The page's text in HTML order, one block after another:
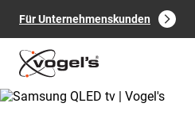
Für Unternehmenskunden